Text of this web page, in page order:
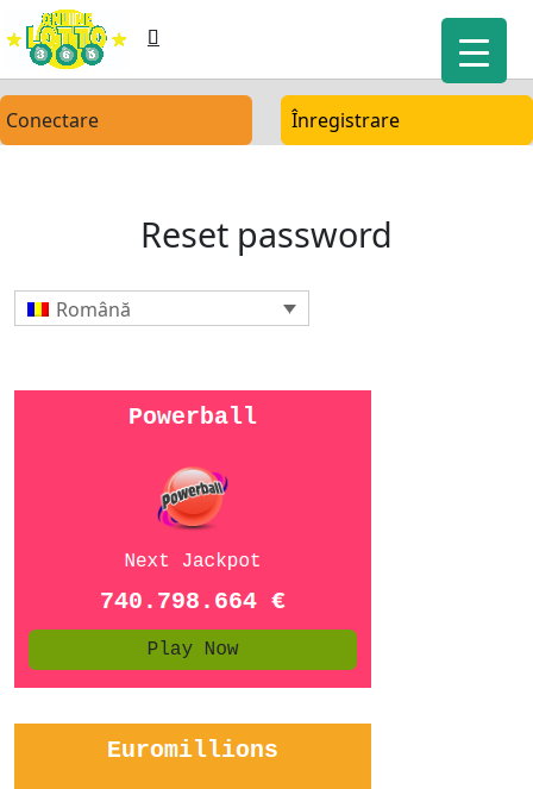
Conectare Înregistrare
Reset password
Română